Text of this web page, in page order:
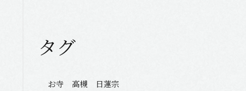
タグ
お寺 高槻 日蓮宗